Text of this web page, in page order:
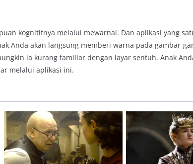
kognitifnya melalui mewarnai. Dan aplikasi yang
Anda akan langsung memberi warna pada gambar-
ia kurang familiar dengan layar sentuh. Anak
melalui aplikasi ini.